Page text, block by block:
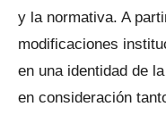
y la normativa. A
modificaciones
en una identidad de
en consideración